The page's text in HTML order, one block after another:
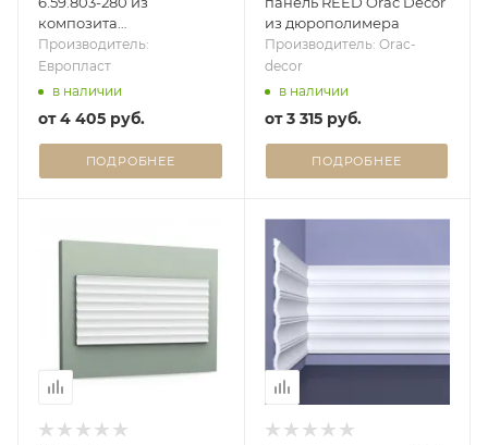
композита
(Дюрополимер)
Европласт - 3D панель
Производитель:
Европласт
в наличии
от4 405 руб.
ПОДРОБНЕЕ
из дюрополимера
Производитель: Orac-
decor
в наличии
от3 315 руб.
ПОДРОБНЕЕ